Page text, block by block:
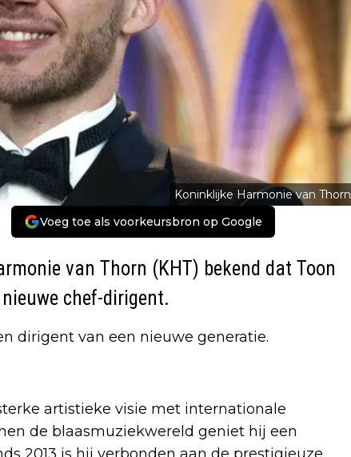
Koninklijke Harmonie van Thorn
Voeg toe als voorkeursbron op Google
van Thorn (KHT) bekend dat Toon
chef-dirigent.
dirigent van een nieuwe generatie.
artistieke visie met internationale
de blaasmuziekwereld geniet hij een